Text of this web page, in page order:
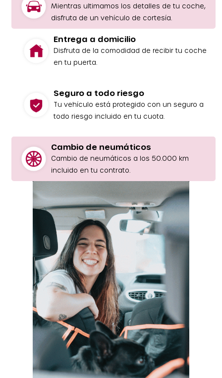
Mientras ultimamos los detalles de tu coche,
disfruta de un vehículo de cortesía.
Entrega a domicilio
Disfruta de la comodidad de recibir tu coche
en tu puerta.
Seguro a todo riesgo
Tu vehículo está protegido con un seguro a
todo riesgo incluido en tu cuota.
Cambio de neumáticos
Cambio de neumáticos a los 50.000 km
incluido en tu contrato.